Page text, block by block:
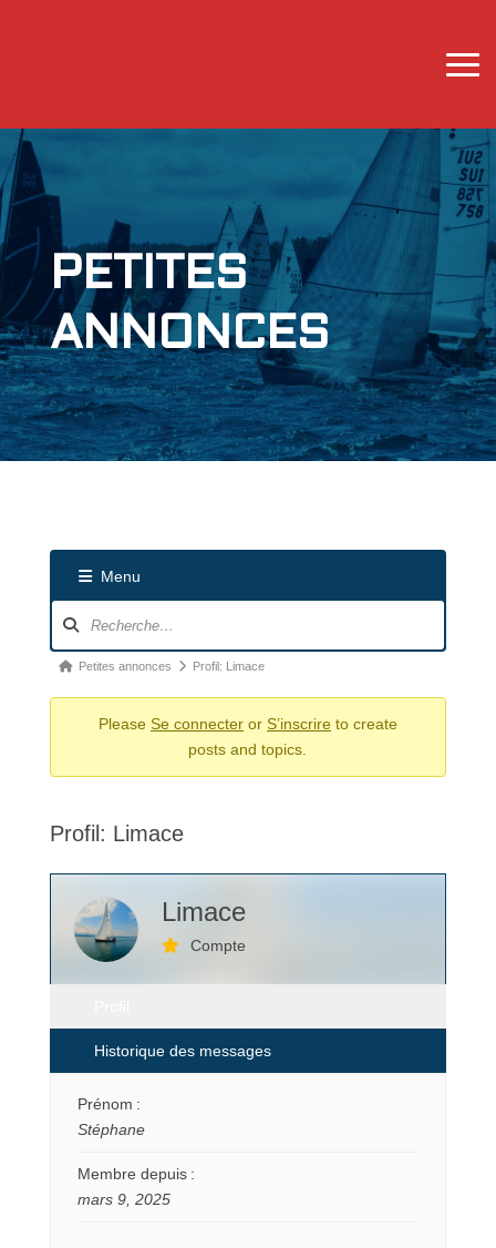
PETITES
ANNONCES
Menu
forum
Fil
Vous
ici :
Petites annonces Profil: Limace
Please Se connecteror S’inscrire to create
posts and topics.
Profil: Limace
Limace
Compte
Historique des messages
Prénom :
Stéphane
Membre depuis :
mars 9, 2025